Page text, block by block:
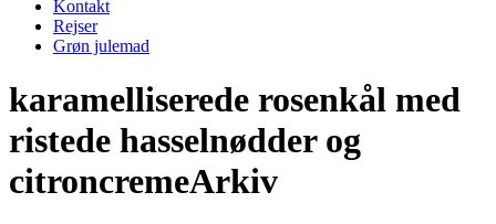
Kontakt
Rejser
Grøn julemad
karamelliserede rosenkål med
ristede hasselnødder og
citroncremeArkiv